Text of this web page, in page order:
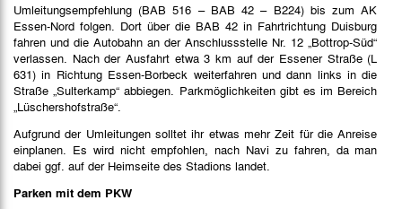
Umleitungsempfehlung (BAB 516 – BAB 42 – B224) bis zum AK
Essen-Nord folgen. Dort über die BAB 42 in Fahrtrichtung Duisburg
fahren und die Autobahn an der Anschlussstelle Nr. 12 „Bottrop-Süd“
verlassen. Nach der Ausfahrt etwa 3 km auf der Essener Straße (L
631) in Richtung Essen-Borbeck weiterfahren und dann links in die
Straße „Sulterkamp“ abbiegen. Parkmöglichkeiten gibt es im Bereich
„Lüschershofstraße“.
Aufgrund der Umleitungen solltet ihr etwas mehr Zeit für die Anreise
einplanen. Es wird nicht empfohlen, nach Navi zu fahren, da man
dabei ggf. auf der Heimseite des Stadions landet.
Parken mit dem PKW